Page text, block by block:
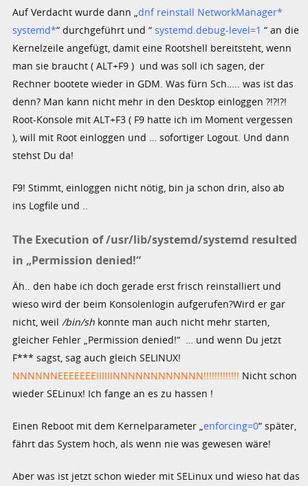
Auf Verdacht wurde dann „dnf reinstall NetworkManager*
systemd*“ durchgeführt und “systemd.debug-level=1 “ an die
Kernelzeile angefügt, damit eine Rootshell bereitsteht, wenn
man sie braucht ( ALT+F9 ) und was soll ich sagen, der
Rechner bootete wieder in GDM. Was fürn Sch….. was ist das
denn? Man kann nicht mehr in den Desktop einloggen ?!?!?!
Root-Konsole mit ALT+F3 ( F9 hatte ich im Moment vergessen
), will mit Root einloggen und … sofortiger Logout. Und dann
stehst Du da!
F9! Stimmt, einloggen nicht nötig, bin ja schon drin, also ab
ins Logfile und ..
The Execution of /usr/lib/systemd/systemd resulted
in „Permission denied!“
Äh.. den habe ich doch gerade erst frisch reinstalliert und
wieso wird der beim Konsolenlogin aufgerufen?Wird er gar
nicht, weil/bin/sh konnte man auch nicht mehr starten,
gleicher Fehler „Permission denied!“ … und wenn Du jetzt
F*** sagst, sag auch gleich SELINUX!
NNNNNNEEEEEEEIIIIIINNNNNNNNNNNN!!!!!!!!!!!!! Nicht schon
wieder SELinux! Ich fange an es zu hassen !
Einen Reboot mit dem Kernelparameter „enforcing=0“ später,
fährt das System hoch, als wenn nie was gewesen wäre!
Aber was ist jetzt schon wieder mit SELinux und wieso hat das